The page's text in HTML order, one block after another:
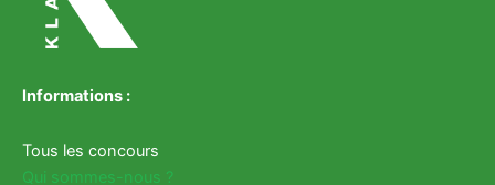
Informations :
Tous les concours
Qui sommes-nous ?